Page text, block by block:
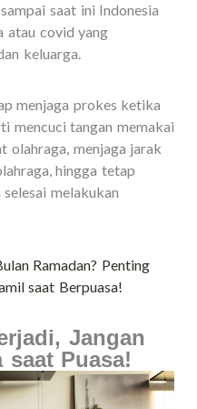
saat ini Indonesia
atau covid yang
keluarga.
menjaga prokes ketika
mencuci tangan memakai
olahraga, menjaga jarak
hingga tetap
melakukan
Ramadan? Penting
saat Berpuasa!
Jangan
saat Puasa!